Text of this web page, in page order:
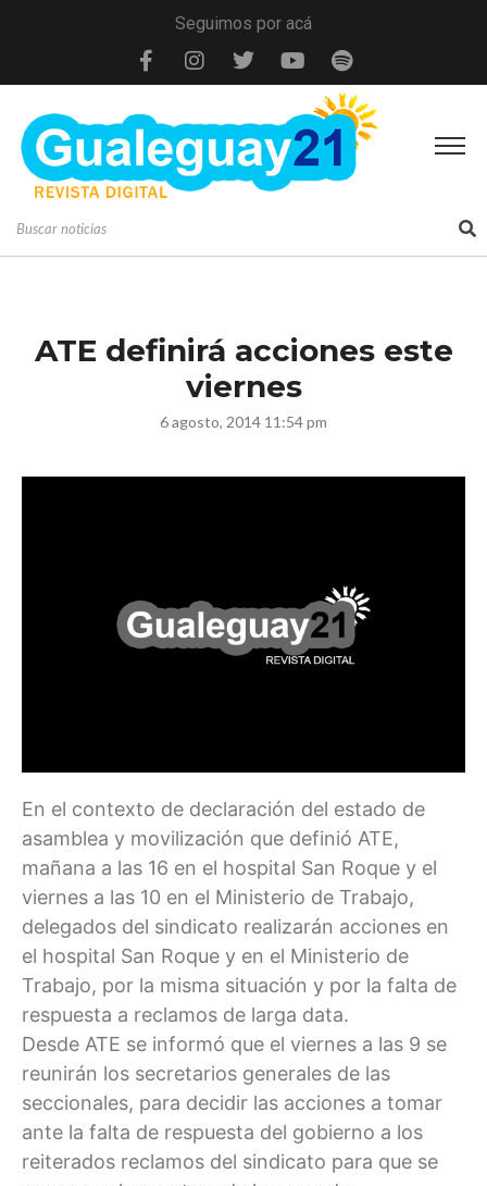
Seguimos por acá
ATE definirá acciones este
viernes
6 agosto, 2014 11:54 pm
En el contexto de declaración del estado de
asamblea y movilización que definió ATE,
mañana a las 16 en el hospital San Roque y el
viernes a las 10 en el Ministerio de Trabajo,
delegados del sindicato realizarán acciones en
el hospital San Roque y en el Ministerio de
Trabajo, por la misma situación y por la falta de
respuesta a reclamos de larga data.
Desde ATE se informó que el viernes a las 9 se
reunirán los secretarios generales de las
seccionales, para decidir las acciones a tomar
ante la falta de respuesta del gobierno a los
reiterados reclamos del sindicato para que se